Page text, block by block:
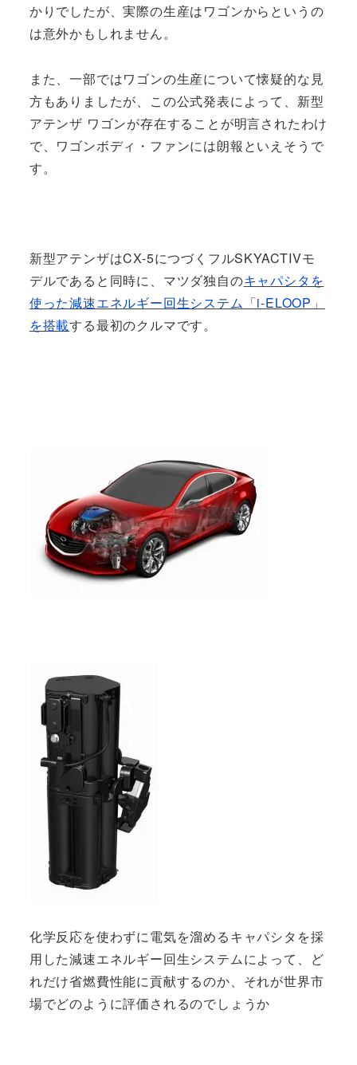
かりでしたが、実際の生産はワゴンからというの
は意外かもしれません。
また、一部ではワゴンの生産について懐疑的な見
方もありましたが、この公式発表によって、新型
アテンザ ワゴンが存在することが明言されたわけ
で、ワゴンボディ・ファンには朗報といえそうで
す。
新型アテンザはCX-5につづくフルSKYACTIVモ
デルであると同時に、マツダ独自のキャパシタを
使った減速エネルギー回生システム「i-ELOOP」
を搭載する最初のクルマです。
化学反応を使わずに電気を溜めるキャパシタを採
用した減速エネルギー回生システムによって、ど
れだけ省燃費性能に貢献するのか、それが世界市
場でどのように評価されるのでしょうか